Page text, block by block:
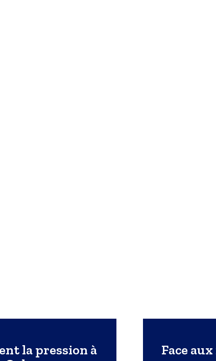
la pression à
Face